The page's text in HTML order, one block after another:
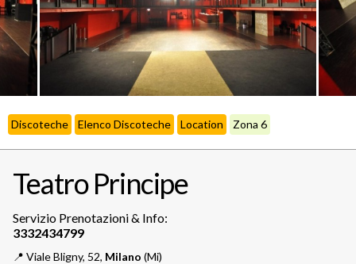
Discoteche Elenco Discoteche Location Zona 6
Teatro Principe
Servizio Prenotazioni & Info:
📍️ Viale Bligny, 52, Milano (Mi)